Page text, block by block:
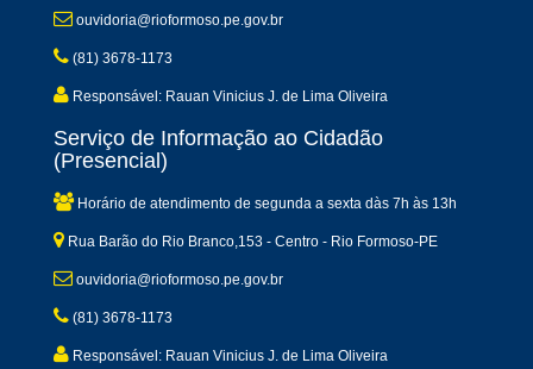
ouvidoria@rioformoso.pe.gov.br
(81) 3678-1173
Responsável: Rauan Vinicius J. de Lima Oliveira
Serviço de Informação ao Cidadão
(Presencial)
Horário de atendimento de segunda a sexta dàs 7h às 13h
Rua Barão do Rio Branco,153 - Centro - Rio Formoso-PE
ouvidoria@rioformoso.pe.gov.br
(81) 3678-1173
Responsável: Rauan Vinicius J. de Lima Oliveira